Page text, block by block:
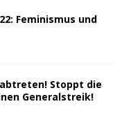
Feminismus und
Stoppt die
Generalstreik!